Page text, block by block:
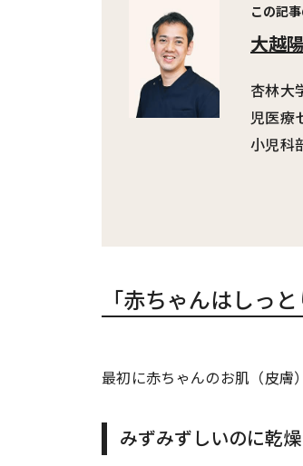
この記
大越
杏林大
児医療
小児科
「赤ちゃんはしっ
最初に赤ちゃんのお肌（皮膚
みずみずしいのに乾